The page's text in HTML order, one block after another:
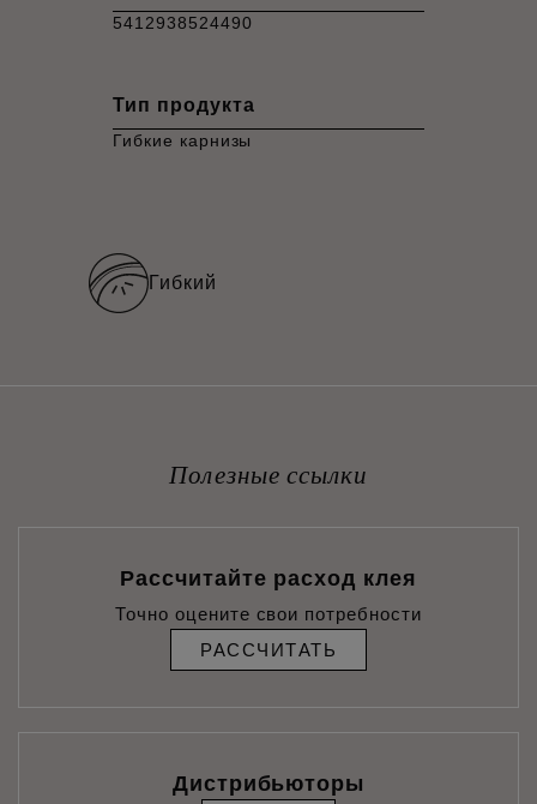
5412938524490
Тип продукта
Гибкие карнизы
Гибкий
Полезные ссылки
Рассчитайте расход клея
Точно оцените свои потребности
РАССЧИТАТЬ
Дистрибьюторы